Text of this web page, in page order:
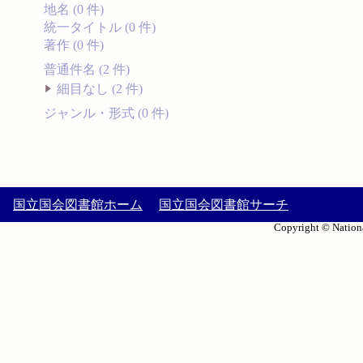
地名 (0 件)
統一タイトル (0 件)
著作 (0 件)
普通件名 (2 件)
細目なし (2 件)
ジャンル・形式 (0 件)
国立国会図書館ホーム 国立国会図書館サーチ
Copyright ©